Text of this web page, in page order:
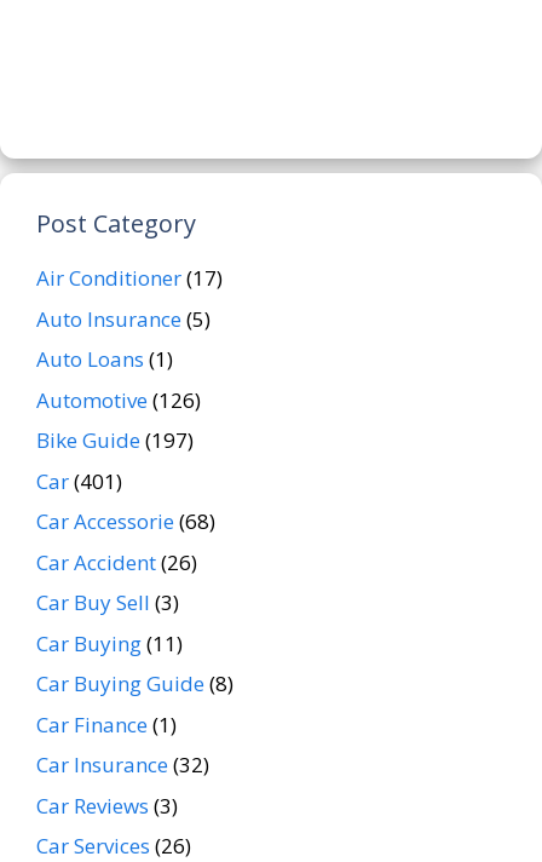
Post Category
Air Conditioner(17)
Auto Insurance(5)
Auto Loans (1)
Automotive(126)
Bike Guide(197)
Car(401)
Car Accessorie(68)
Car Accident(26)
Car Buy Sell (3)
Car Buying(11)
Car Buying Guide(8)
Car Finance(1)
Car Insurance(32)
Car Reviews (3)
Car Services (26)